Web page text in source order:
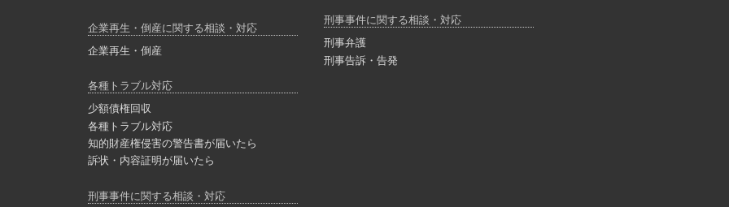
企業再生・倒産に関する相談・対応
企業再生・倒産
各種トラブル対応
少額債権回収
各種トラブル対応
知的財産権侵害の警告書が届いたら
訴状・内容証明が届いたら
刑事事件に関する相談・対応
刑事事件に関する相談・対応
刑事弁護
刑事告訴・告発